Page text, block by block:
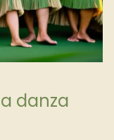
danza